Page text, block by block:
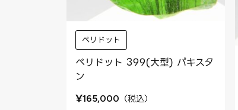
ペリドット
ペリドット 399(大型) パキスタ
ン
¥165,000 （税込）